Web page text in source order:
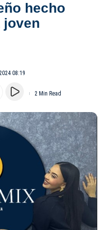
hecho
joven
08:19
2 Min Read